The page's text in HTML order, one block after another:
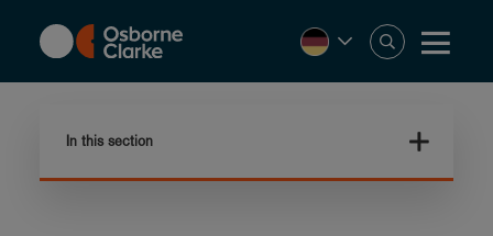
content
In this section